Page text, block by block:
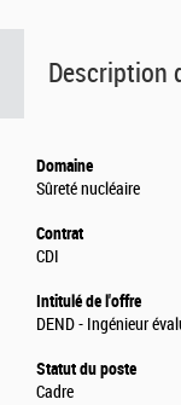
Description
Domaine
Sûreté nucléaire
Contrat
CDI
Intitulé de l'offre
DEND - Ingénieur
Statut du poste
Cadre